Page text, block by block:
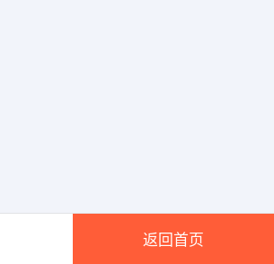
返回首页